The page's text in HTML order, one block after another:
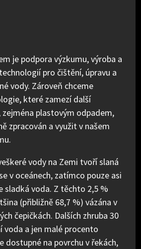
je podpora výzkumu, výroba a
pro čištění, úpravu a
vody. Zároveň chceme
které zamezí další
plastovým odpadem,
zpracován a využit v našem
vody na Zemi tvoří slaná
v oceánech, zatímco pouze asi
sladká voda. Z těchto 2,5 %
(přibližně 68,7 %) vázána v
čepičkách. Dalších zhruba 30
voda a jen malé procento
dostupné na povrchu v řekách,